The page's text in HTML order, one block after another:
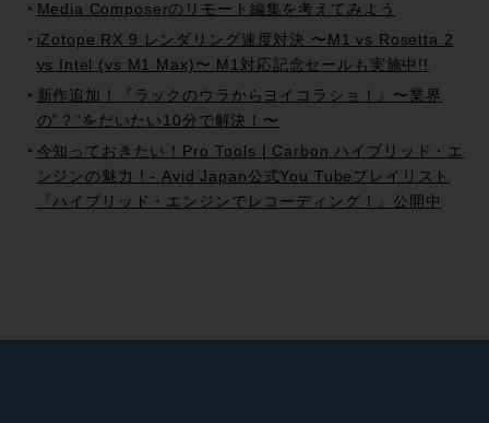
Media Composerのリモート編集を考えてみよう
iZotope RX 9 レンダリング速度対決 〜M1 vs Rosetta 2
vs Intel (vs M1 Max)〜 M1対応記念セールも実施中!!
新作追加！『ラックのウラからヨイコラショ！』〜業界
の”？”をだいたい10分で解決！〜
今知っておきたい！Pro Tools | Carbon ハイブリッド・エ
ンジンの魅力！- Avid Japan公式You Tubeプレイリスト
『ハイブリッド・エンジンでレコーディング！』公開中